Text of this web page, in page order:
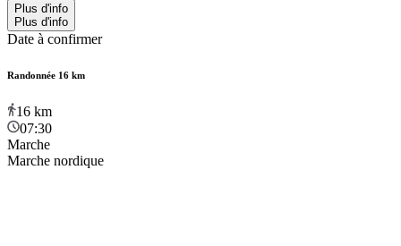
Plus d'info
Plus d'info
Date à confirmer
Randonnée 16 km
16 km
07:30
Marche
Marche nordique